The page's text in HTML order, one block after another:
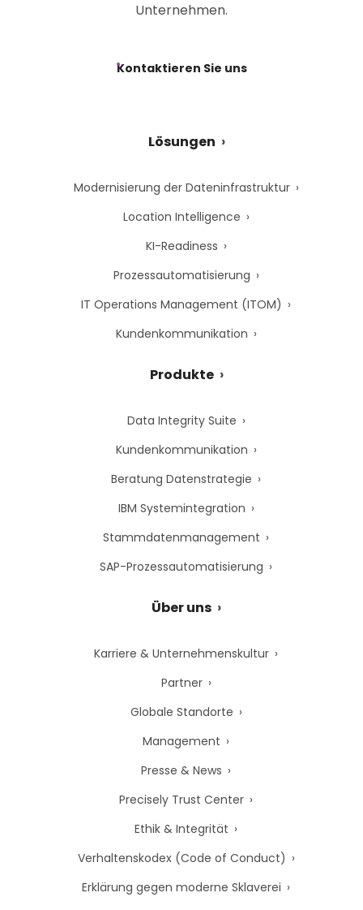
Unternehmen.
Kontaktieren Sie uns
Lösungen
Modernisierung der Dateninfrastruktur
Location Intelligence
KI-Readiness
Prozessautomatisierung
IT Operations Management (ITOM)
Kundenkommunikation
Produkte
Data Integrity Suite
Kundenkommunikation
Beratung Datenstrategie
IBM Systemintegration
Stammdatenmanagement
SAP-Prozessautomatisierung
Über uns
Karriere & Unternehmenskultur
Partner
Globale Standorte
Management
Presse & News
Precisely Trust Center
Ethik & Integrität
Verhaltenskodex (Code of Conduct)
Erklärung gegen moderne Sklaverei